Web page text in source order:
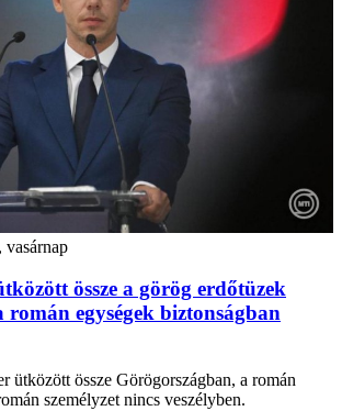
vasárnap
össze a görög erdőtüzek
román egységek biztonságban
ütközött össze Görögországban, a román
személyzet nincs veszélyben.